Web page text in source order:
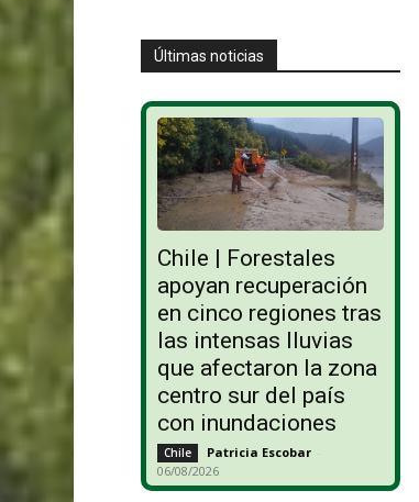
Últimas noticias
Chile | Forestales
apoyan recuperación
en cinco regiones tras
las intensas lluvias
que afectaron la zona
centro sur del país
con inundaciones
Chile Patricia Escobar -
06/08/2026